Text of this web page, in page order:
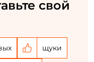
свой
щуки